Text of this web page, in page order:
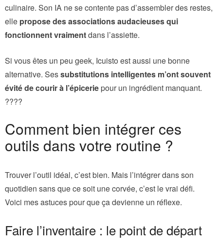
culinaire. Son IA ne se contente pas d’assembler des restes,
elle propose des associations audacieuses qui
fonctionnent vraimentdans l’assiette.
Si vous êtes un peu geek, Icuisto est aussi une bonne
alternative. Sessubstitutions intelligentes m’ont souvent
évité de courir à l’épicerie pour un ingrédient manquant.
????
Comment bien intégrer ces
outils dans votre routine ?
Trouver l’outil idéal, c’est bien. Mais l’intégrer dans son
quotidien sans que ce soit une corvée, c’est le vrai défi.
Voici mes astuces pour que ça devienne un réflexe.
Faire l’inventaire : le point de départ